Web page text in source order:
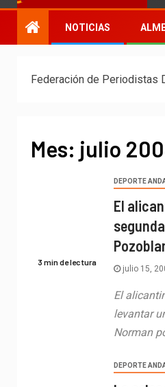
NOTICIAS
Federación de Periodistas
Mes: julio
3 min de lectura
DEPORTE
El
julio 15,
El
levantar
Norman
DEPORTE